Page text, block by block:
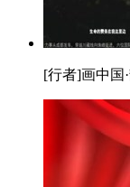
[行者]画中国